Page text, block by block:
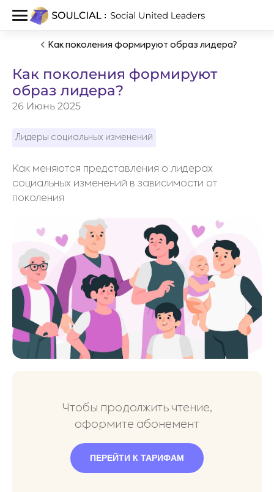
Как поколения формируют образ лидера?
Как поколения формируют
образ лидера?
26 Июнь 2025
Лидеры социальных изменений
Как меняются представления о лидерах
социальных изменений в зависимости от
поколения
Чтобы продолжить чтение,
оформите абонемент
ПЕРЕЙТИ К ТАРИФАМ